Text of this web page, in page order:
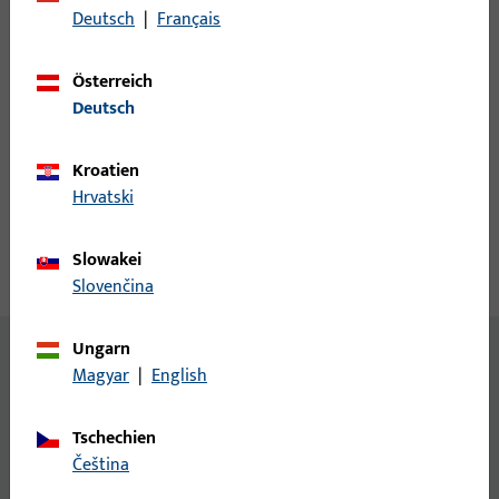
Preisinformation zu erhalten oder Artikel zu bestellen
Produktbeschreibung
Technische Daten
Allgemeine Informationen
Deutsch | Français
Österreich
Deutsch
Kroatien
Hrvatski
Slowakei
Slovenčina
Ungarn
Magyar | English
Tschechien
čeština